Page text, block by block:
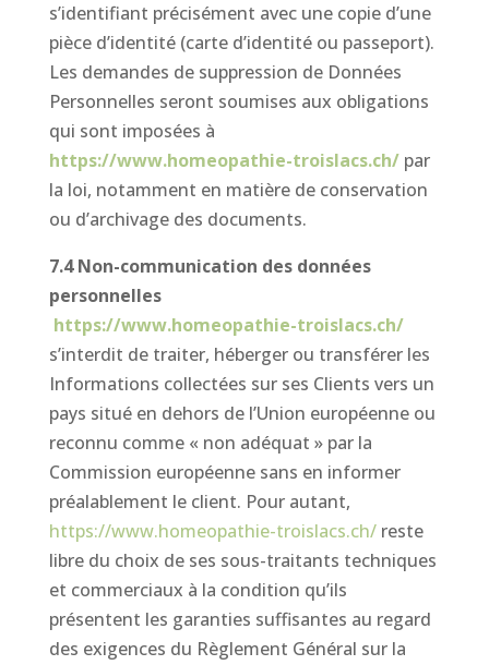
s’identifiant précisément avec une copie d’une
pièce d’identité (carte d’identité ou passeport).
Les demandes de suppression de Données
Personnelles seront soumises aux obligations
qui sont imposées à
https://www.homeopathie-troislacs.ch/ par
la loi, notamment en matière de conservation
ou d’archivage des documents.
7.4 Non-communication des données
personnelles
https://www.homeopathie-troislacs.ch/
s’interdit de traiter, héberger ou transférer les
Informations collectées sur ses Clients vers un
pays situé en dehors de l’Union européenne ou
reconnu comme « non adéquat » par la
Commission européenne sans en informer
préalablement le client. Pour autant,
https://www.homeopathie-troislacs.ch/reste
libre du choix de ses sous-traitants techniques
et commerciaux à la condition qu’ils
présentent les garanties suffisantes au regard
des exigences du Règlement Général sur la